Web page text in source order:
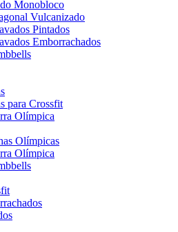
Monobloco
Vulcanizado
Pintados
Emborrachados
para Crossfit
Olímpica
Olímpicas
Olímpica